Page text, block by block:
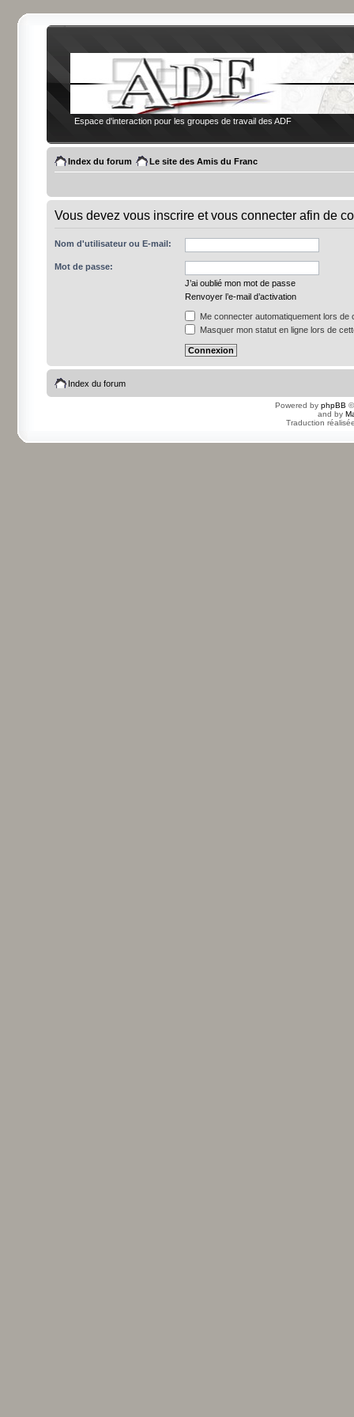
Espace d'interaction pour les groupes de travail des ADF
Index du forum Le site des Amis du Franc
Vous devez vous inscrire et vous connecter afin de
Nom d'utilisateur ou E-mail:
Mot de passe:
J’ai oublié mon mot de passe
Renvoyer l’e-mail d’activation
Me connecter automatiquement lors de
Masquer mon statut en ligne lors de
Index du forum
Powered by phpBB
and by
Traduction